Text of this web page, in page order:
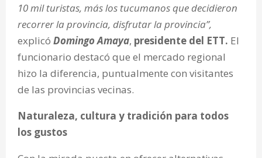
10 mil turistas, más los tucumanos que decidieron
recorrer la provincia, disfrutar la provincia”,
explicó Domingo Amaya, presidente del ETT. El
funcionario destacó que el mercado regional
hizo la diferencia, puntualmente con visitantes
de las provincias vecinas.
Naturaleza, cultura y tradición para todos
los gustos